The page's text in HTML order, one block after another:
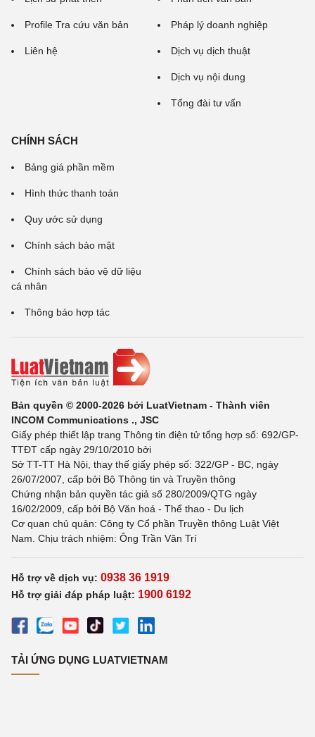
Profile Tra cứu văn bản
Liên hệ
Pháp lý doanh nghiệp
Dịch vụ dịch thuật
Dịch vụ nội dung
Tổng đài tư vấn
CHÍNH SÁCH
Bảng giá phần mềm
Hình thức thanh toán
Quy ước sử dụng
Chính sách bảo mật
Chính sách bảo vệ dữ liệu
cá nhân
Thông báo hợp tác
Bản quyền © 2000-2026 bởi LuatVietnam - Thành viên
INCOM Communications ., JSC
Giấy phép thiết lập trang Thông tin điện tử tổng hợp số: 692/GP-
TTĐT cấp ngày 29/10/2010 bởi
Sở TT-TT Hà Nội, thay thế giấy phép số: 322/GP - BC, ngày
26/07/2007, cấp bởi Bộ Thông tin và Truyền thông
Chứng nhận bản quyền tác giả số 280/2009/QTG ngày
16/02/2009, cấp bởi Bộ Văn hoá - Thể thao - Du lịch
Cơ quan chủ quản: Công ty Cổ phần Truyền thông Luật Việt
Nam. Chịu trách nhiệm: Ông Trần Văn Trí
Hỗ trợ về dịch vụ: 0938 36 1919
Hỗ trợ giải đáp pháp luật: 1900 6192
TẢI ỨNG DỤNG LUATVIETNAM